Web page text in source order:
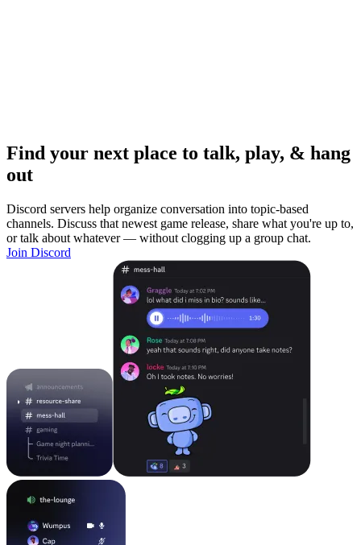
Find your next place to talk, play, & hang
out
Discord servers help organize conversation into topic-based
channels. Discuss that newest game release, share what you're up to,
or talk about whatever — without clogging up a group chat.
Join Discord